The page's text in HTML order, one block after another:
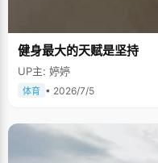
健身最大的天赋是坚持
UP主: 婷婷
体育 • 2026/7/5